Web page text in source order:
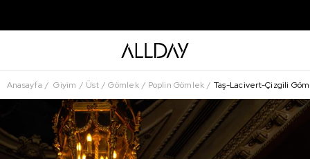
Anasayfa Giyim Üst Gömlek Poplin Gömlek Taş-Lacivert-Çizgili